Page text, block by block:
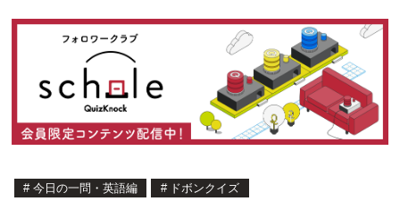
# 今日の一問・英語編 # ドボンクイズ